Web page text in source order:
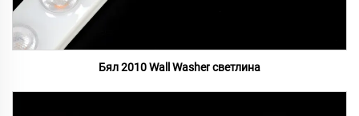
Бял 2010 Wall Washer светлина